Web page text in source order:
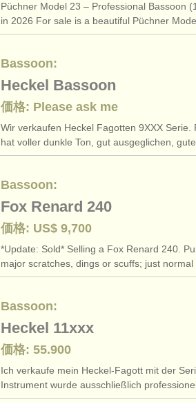
Püchner Model 23 – Professional Bassoon
in 2026 For sale is a beautiful Püchner
Bassoon:
Heckel Bassoon
価格: Please ask me
Wir verkaufen Heckel Fagotten 9XXX Serie.
hat voller dunkle Ton, gut ausgeglichen,
Bassoon:
Fox Renard 240
価格: US$ 9,700
*Update: Sold* Selling a Fox Renard 240.
major scratches, dings or scuffs; just normal
Bassoon:
Heckel 11xxx
価格: 55.900
Ich verkaufe mein Heckel-Fagott mit der
Instrument wurde ausschließlich